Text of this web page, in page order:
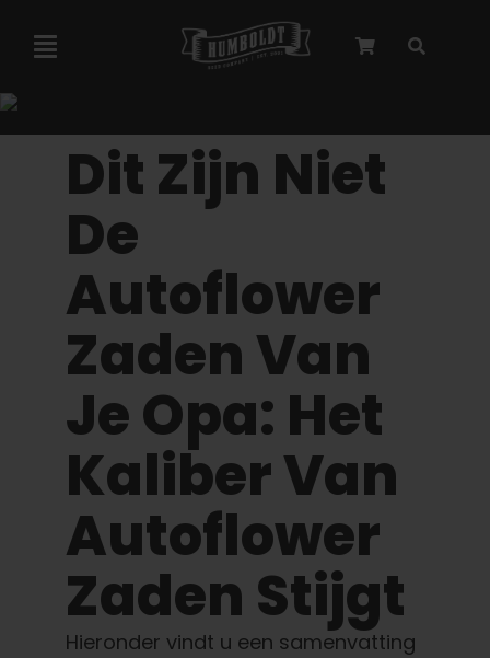
naar
Navigatie
Marley-samenwerking
Gefeminiseerde zaden
Autoflower zaden
Triploïde zaden
Tuinzaden
Leer
Druk op
Over
Dit Zijn Niet
De
Autoflower
Zaden Van
Je Opa: Het
Kaliber Van
Autoflower
Zaden Stijgt
Hieronder vindt u een samenvatting